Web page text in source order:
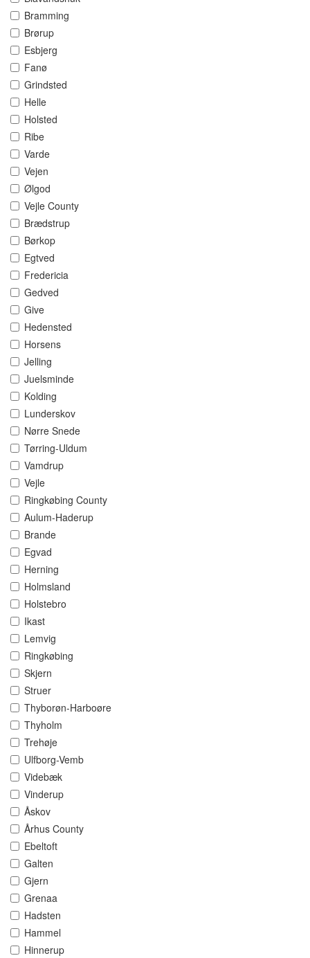
Bramming
Brørup
Esbjerg
Fanø
Grindsted
Helle
Holsted
Ribe
Varde
Vejen
Ølgod
Vejle County
Brædstrup
Børkop
Egtved
Fredericia
Gedved
Give
Hedensted
Horsens
Jelling
Juelsminde
Kolding
Lunderskov
Nørre Snede
Tørring-Uldum
Vamdrup
Vejle
Ringkøbing County
Aulum-Haderup
Brande
Egvad
Herning
Holmsland
Holstebro
Ikast
Lemvig
Ringkøbing
Skjern
Struer
Thyborøn-Harboøre
Thyholm
Trehøje
Ulfborg-Vemb
Videbæk
Vinderup
Åskov
Århus County
Ebeltoft
Galten
Gjern
Grenaa
Hadsten
Hammel
Hinnerup